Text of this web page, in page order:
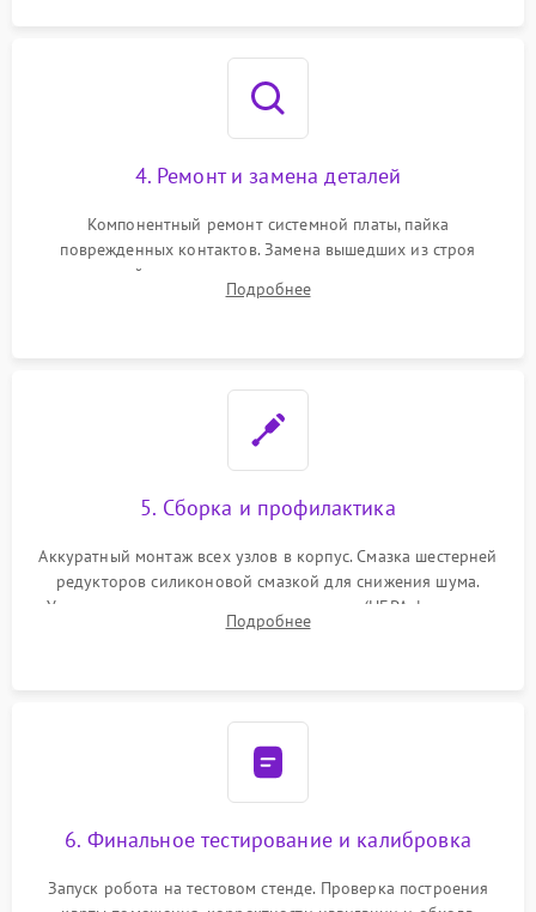
4. Ремонт и замена деталей
Компонентный ремонт системной платы, пайка
поврежденных контактов. Замена вышедших из строя
двигателей, изношенного аккумулятора, неисправного
лидара или помпы подачи воды. Восстановление шлейфов и
Подробнее
5. Сборка и профилактика
Аккуратный монтаж всех узлов в корпус. Смазка шестерней
редукторов силиконовой смазкой для снижения шума.
Установка новых расходных материалов (HEPA-фильтров,
микрофибры, щеток). Надежная фиксация разъемов и
Подробнее
6. Финальное тестирование и калибровка
Запуск робота на тестовом стенде. Проверка построения